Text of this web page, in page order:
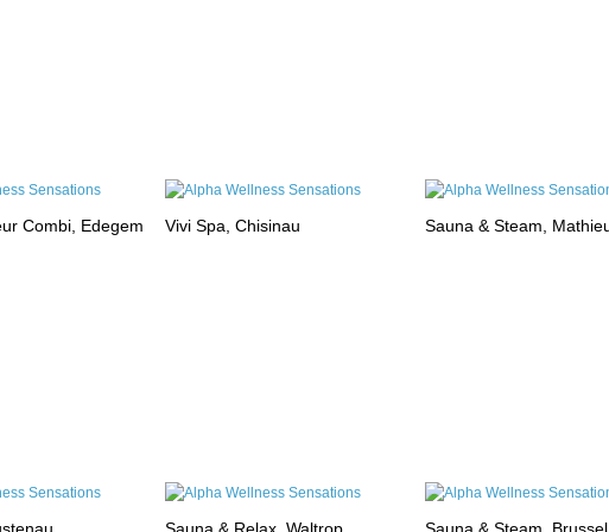
Combi, Edegem Vivi Spa, Chisinau Sauna & Steam,